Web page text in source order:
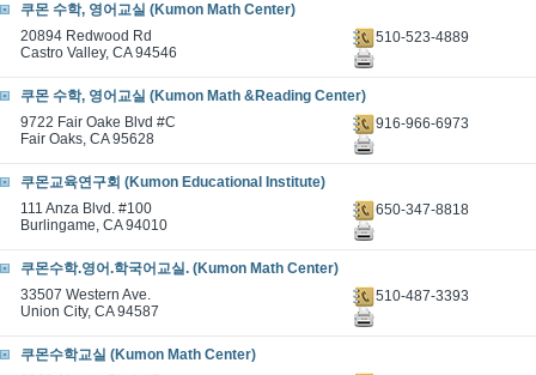
쿠몬 수학, 영어교실 (Kumon Math Center)
20894 Redwood Rd
Castro Valley, CA 94546
510-523-4889
쿠몬 수학, 영어교실 (Kumon Math &Reading Center)
9722 Fair Oake Blvd #C
Fair Oaks, CA 95628
916-966-6973
쿠몬교육연구회 (Kumon Educational Institute)
111 Anza Blvd. #100
Burlingame, CA 94010
650-347-8818
쿠몬수학.영어.학국어교실. (Kumon Math Center)
33507 Western Ave.
Union City, CA 94587
510-487-3393
쿠몬수학교실 (Kumon Math Center)